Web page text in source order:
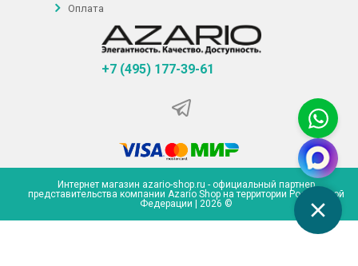
Оплата
+7 (495) 177-39-61
Интернет магазин azario-shop.ru - официальный партнер
представительства компании Azario Shop на территории Российской
Федерации | 2026 ©